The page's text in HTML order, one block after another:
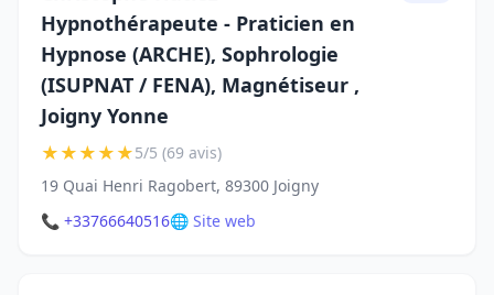
Hypnothérapeute - Praticien en
Hypnose (ARCHE), Sophrologie
(ISUPNAT / FENA), Magnétiseur ,
Joigny Yonne
★★★★★5/5 (69 avis)
19 Quai Henri Ragobert, 89300 Joigny
📞 +33766640516🌐 Site web